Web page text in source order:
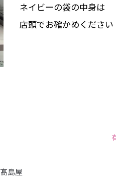
ネイビーの袋の中身は
店頭でお確かめください
島屋